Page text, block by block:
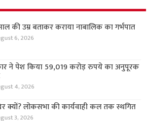
की उम्र बताकर कराया नाबालिक का गर्भपात
6, 2026
ने पेश किया 59,019 करोड़ रुपये का अनुपूरक
4, 2026
क्यों? लोकसभा की कार्यवाही कल तक स्थगित
3, 2026